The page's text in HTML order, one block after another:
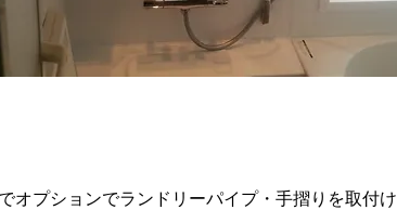
オプションでランドリーパイプ・手摺りを取付け